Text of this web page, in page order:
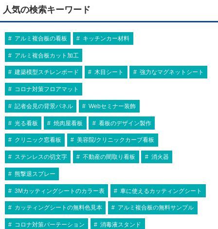
人気の検索キーワード
アルミ複合板の看板 キッチンカー材料
アルミ複合板カット加工
建築模型スチレンボード 木目シート 強力なマグネットシート
コロナ対策フロアマット
記者会見の背景パネル Webセミナー装飾
光る看板 焼肉屋看板 看板のデザイン製作
クリニック窓看板 美容院/クリニックカーブ看板
ステンレスの切文字 不動産の間取り看板 消火器
熊撃退スプレー
3Mカッティングシートのカラー表 車に使えるカッティングシート
カッティングシートの無料色見本 アルミ複合板の無料サンプル
コロナ対策パーテーション 消毒液スタンド